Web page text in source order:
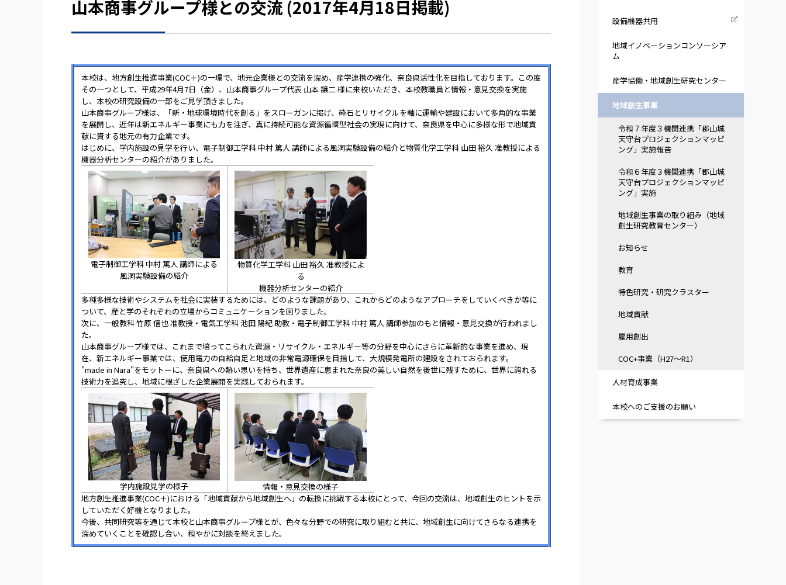
山本商事グループ様との交流 (2017年4月18日掲載)
本校は、地方創生推進事業(COC＋)の一環で、地元企業様との交流を深め、産学連携の強化、奈良県活性化を目指しております。この度
その一つとして、平成29年4月7日（金）、山本商事グループ代表 山本 譲二 様に来校いただき、本校教職員と情報・意見交換を実施
し、本校の研究設備の一部をご見学頂きました。
山本商事グループ様は、「新・地球環境時代を創る」をスローガンに掲げ、砕石とリサイクルを軸に運輸や建設において多角的な事業
を展開し、近年は新エネルギー事業にも力を注ぎ、真に持続可能な資源循環型社会の実現に向けて、奈良県を中心に多様な形で地域貢
献に資する地元の有力企業です。
はじめに、学内施設の見学を行い、電子制御工学科 中村 篤人 講師による風洞実験設備の紹介と物質化学工学科 山田 裕久 准教授による
機器分析センターの紹介がありました。
電子制御工学科 中村 篤人 講師による
風洞実験設備の紹介
物質化学工学科 山田 裕久 准教授によ
る
機器分析センターの紹介
多種多様な技術やシステムを社会に実装するためには、どのような課題があり、これからどのようなアプローチをしていくべきか等に
ついて、産と学のそれぞれの立場からコミュニケーションを図りました。
次に、一般教科 竹原 信也 准教授・電気工学科 池田 陽紀 助教・電子制御工学科 中村 篤人 講師参加のもと情報・意見交換が行われまし
た。
山本商事グループ様では、これまで培ってこられた資源・リサイクル・エネルギー等の分野を中心にさらに革新的な事業を進め、現
在、新エネルギー事業では、使用電力の自給自足と地域の非常電源確保を目指して、大規模発電所の建設をされておられます。
"made in Nara"をモットーに、奈良県への熱い思いを持ち、世界遺産に恵まれた奈良の美しい自然を後世に残すために、世界に誇れる
技術力を追究し、地域に根ざした企業展開を実践しておられます。
学内施設見学の様子
情報・意見交換の様子
地方創生推進事業(COC＋)における「地域貢献から地域創生へ」の転換に挑戦する本校にとって、今回の交流は、地域創生のヒントを示
していただく好機となりました。
今後、共同研究等を通じて本校と山本商事グループ様とが、色々な分野での研究に取り組むと共に、地域創生に向けてさらなる連携を
深めていくことを確認し合い、和やかに対談を終えました。
設備機器共用
地域イノベーションコンソーシア
ム
産学協働・地域創生研究センター
地域創生事業
令和７年度３機関連携「郡山城
天守台プロジェクションマッピ
ング」実施報告
令和６年度３機関連携「郡山城
天守台プロジェクションマッピ
ング」実施
地域創生事業の取り組み（地域
創生研究教育センター）
お知らせ
教育
特色研究・研究クラスター
地域貢献
雇用創出
COC+事業（H27～R1）
人材育成事業
本校へのご支援のお願い